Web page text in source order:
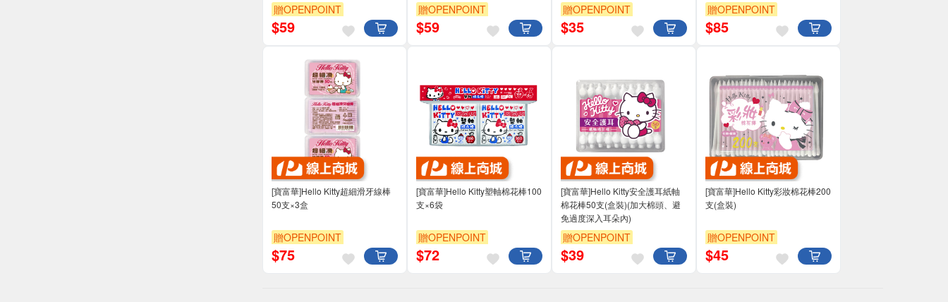
贈OPENPOINT
$59
贈OPENPOINT
$59
贈OPENPOINT
$35
贈OPENPOINT
$85
[寶富華]Hello Kitty超細滑牙線棒
50支×3盒
贈OPENPOINT
$75
[寶富華]Hello Kitty塑軸棉花棒100
支×6袋
贈OPENPOINT
$72
[寶富華]Hello Kitty安全護耳紙軸
棉花棒50支(盒裝)(加大棉頭、避
免過度深入耳朵內)
贈OPENPOINT
$39
[寶富華]Hello Kitty彩妝棉花棒200
支(盒裝)
贈OPENPOINT
$45